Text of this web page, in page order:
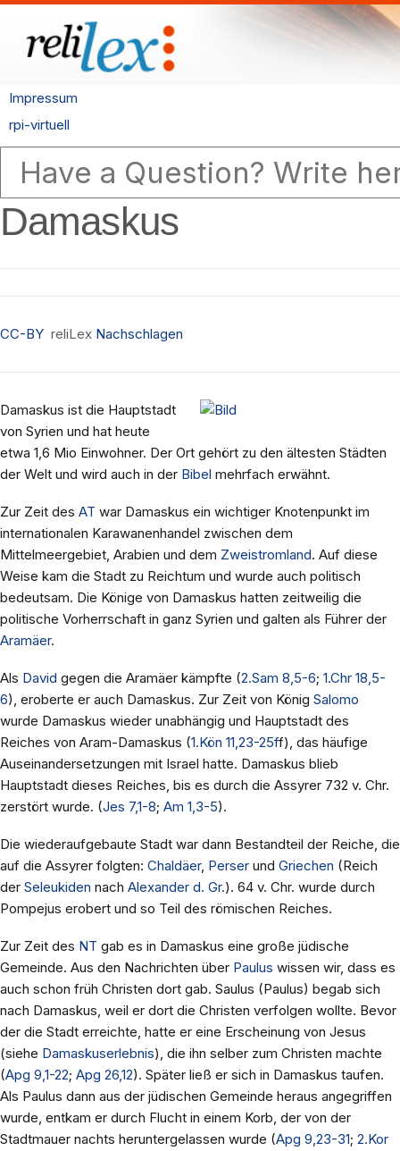
Impressum
rpi-virtuell
Damaskus
CC-BY reliLex Nachschlagen
Damaskus ist die Hauptstadt
von Syrien und hat heute
etwa 1,6 Mio Einwohner. Der Ort gehört zu den ältesten Städten
der Welt und wird auch in der Bibel mehrfach erwähnt.
Zur Zeit des AT war Damaskus ein wichtiger Knotenpunkt im
internationalen Karawanenhandel zwischen dem
Mittelmeergebiet, Arabien und dem Zweistromland. Auf diese
Weise kam die Stadt zu Reichtum und wurde auch politisch
bedeutsam. Die Könige von Damaskus hatten zeitweilig die
politische Vorherrschaft in ganz Syrien und galten als Führer der
Aramäer.
Als David gegen die Aramäer kämpfte (2.Sam 8,5-6; 1.Chr 18,5-
6), eroberte er auch Damaskus. Zur Zeit von König Salomo
wurde Damaskus wieder unabhängig und Hauptstadt des
Reiches von Aram-Damaskus (1.Kön 11,23-25ff), das häufige
Auseinandersetzungen mit Israel hatte. Damaskus blieb
Hauptstadt dieses Reiches, bis es durch die Assyrer 732 v. Chr.
zerstört wurde. (Jes 7,1-8; Am 1,3-5).
Die wiederaufgebaute Stadt war dann Bestandteil der Reiche, die
auf die Assyrer folgten: Chaldäer, Perser und Griechen (Reich
der Seleukiden nach Alexander d. Gr.). 64 v. Chr. wurde durch
Pompejus erobert und so Teil des römischen Reiches.
Zur Zeit des NT gab es in Damaskus eine große jüdische
Gemeinde. Aus den Nachrichten über Paulus wissen wir, dass es
auch schon früh Christen dort gab. Saulus (Paulus) begab sich
nach Damaskus, weil er dort die Christen verfolgen wollte. Bevor
der die Stadt erreichte, hatte er eine Erscheinung von Jesus
(siehe Damaskuserlebnis), die ihn selber zum Christen machte
(Apg 9,1-22; Apg 26,12). Später ließ er sich in Damaskus taufen.
Als Paulus dann aus der jüdischen Gemeinde heraus angegriffen
wurde, entkam er durch Flucht in einem Korb, der von der
Stadtmauer nachts heruntergelassen wurde (Apg 9,23-31; 2.Kor